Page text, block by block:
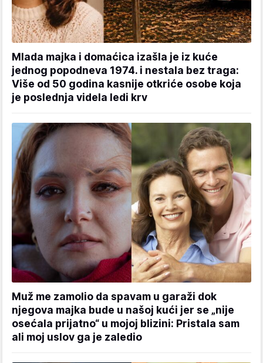
Mlada majka i domaćica izašla je iz kuće
jednog popodneva 1974. i nestala bez traga:
Više od 50 godina kasnije otkriće osobe koja
je poslednja videla ledi krv
Muž me zamolio da spavam u garaži dok
njegova majka bude u našoj kući jer se „nije
osećala prijatno“ u mojoj blizini: Pristala sam
ali moj uslov ga je zaledio